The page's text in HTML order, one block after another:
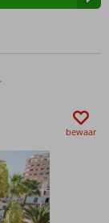
bewaar